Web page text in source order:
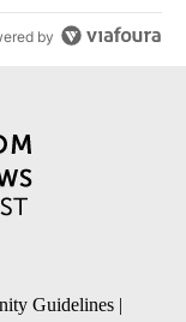
by
Guidelines |